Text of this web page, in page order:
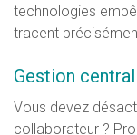
technologies
tracent
Gestion
Vous devez
collaborateur ?